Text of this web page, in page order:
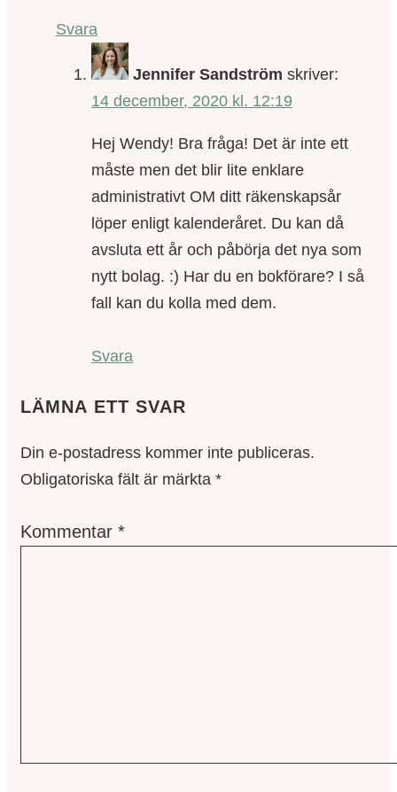
Svara
Jennifer Sandström skriver:
14 december, 2020 kl. 12:19
Hej Wendy! Bra fråga! Det är inte ett
måste men det blir lite enklare
administrativt OM ditt räkenskapsår
löper enligt kalenderåret. Du kan då
avsluta ett år och påbörja det nya som
nytt bolag. :) Har du en bokförare? I så
fall kan du kolla med dem.
Svara
LÄMNA ETT SVAR
Din e-postadress kommer inte publiceras.
Obligatoriska fält är märkta *
Kommentar *